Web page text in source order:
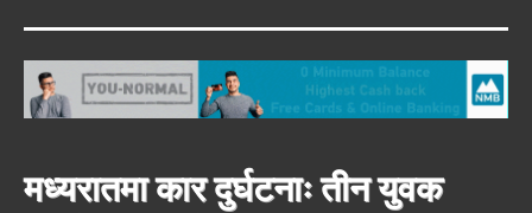
मध्यरातमा कार दुर्घटनाः तीन युवक